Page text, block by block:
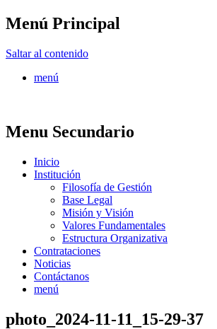
Menú Principal
Saltar al contenido
menú
Menu Secundario
Inicio
Institución
Filosofía de Gestión
Base Legal
Misión y Visión
Valores Fundamentales
Estructura Organizativa
Contrataciones
Noticias
Contáctanos
menú
photo_2024-11-11_15-29-37